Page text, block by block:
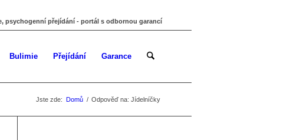
psychogenní přejídání - portál s odbornou garancí
Bulimie Přejídání Garance
Jste zde: Domů / Odpověď na: Jídelníčky